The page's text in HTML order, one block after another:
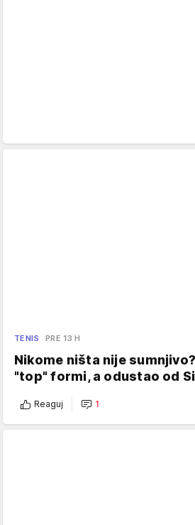
TENIS PRE 13 H
Nikome ništa nije
"top" formi, a odustao od
Reaguj 1